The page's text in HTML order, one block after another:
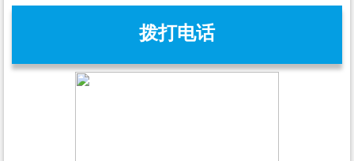
拨打电话